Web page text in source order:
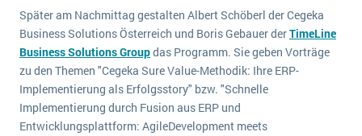
Später am Nachmittag gestalten Albert Schöberl der Cegeka
Business Solutions Österreich und Boris Gebauer derTimeLine
Business Solutions Groupdas Programm. Sie geben Vorträge
zu den Themen "Cegeka Sure Value-Methodik: Ihre ERP-
Implementierung als Erfolgsstory" bzw. "Schnelle
Implementierung durch Fusion aus ERP und
Entwicklungsplattform: AgileDevelopment meets